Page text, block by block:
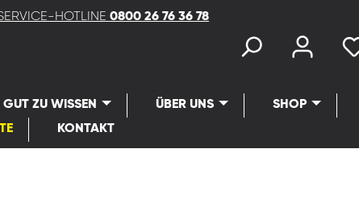
HOTLINE 0800 26 76 36 78
GUT ZU WISSEN ÜBER UNS
SHOP
KONTAKT